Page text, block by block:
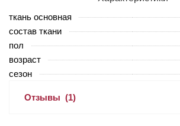
ткань основная
состав ткани
пол
возраст
сезон
Отзывы (1)